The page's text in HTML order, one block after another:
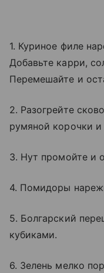
1. Куриное филе
Добавьте карри,
Перемешайте и
2. Разогрейте
румяной корочки и
3. Нут промойте и
4. Помидоры
5. Болгарский
кубиками.
6. Зелень мелко